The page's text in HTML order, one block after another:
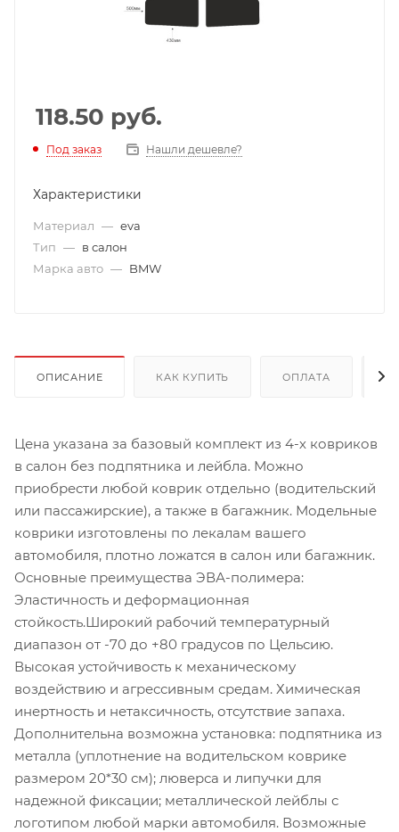
118.50 руб.
Под заказ Нашли дешевле?
Характеристики
Материал — eva
Тип — в салон
Марка авто — BMW
ОПИСАНИЕ КАК КУПИТЬ ОПЛАТА
Цена указана за базовый комплект из 4-х ковриков
в салон без подпятника и лейбла. Можно
приобрести любой коврик отдельно (водительский
или пассажирские), а также в багажник. Модельные
коврики изготовлены по лекалам вашего
автомобиля, плотно ложатся в салон или багажник.
Основные преимущества ЭВА-полимера:
Эластичность и деформационная
стойкость.Широкий рабочий температурный
диапазон от -70 до +80 градусов по Цельсию.
Высокая устойчивость к механическому
воздействию и агрессивным средам. Химическая
инертность и нетаксичность, отсутствие запаха.
Дополнительна возможна установка: подпятника из
металла (уплотнение на водительском коврике
размером 20*30 см); люверса и липучки для
надежной фиксации; металлической лейблы с
логотипом любой марки автомобиля. Возможные